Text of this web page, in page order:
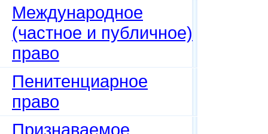
Международное
(частное и публичное)
право
Пенитенциарное
право
Признаваемое